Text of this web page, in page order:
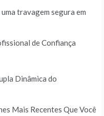
travagem segura em
de Confiança
Dinâmica do
Mais Recentes Que Você